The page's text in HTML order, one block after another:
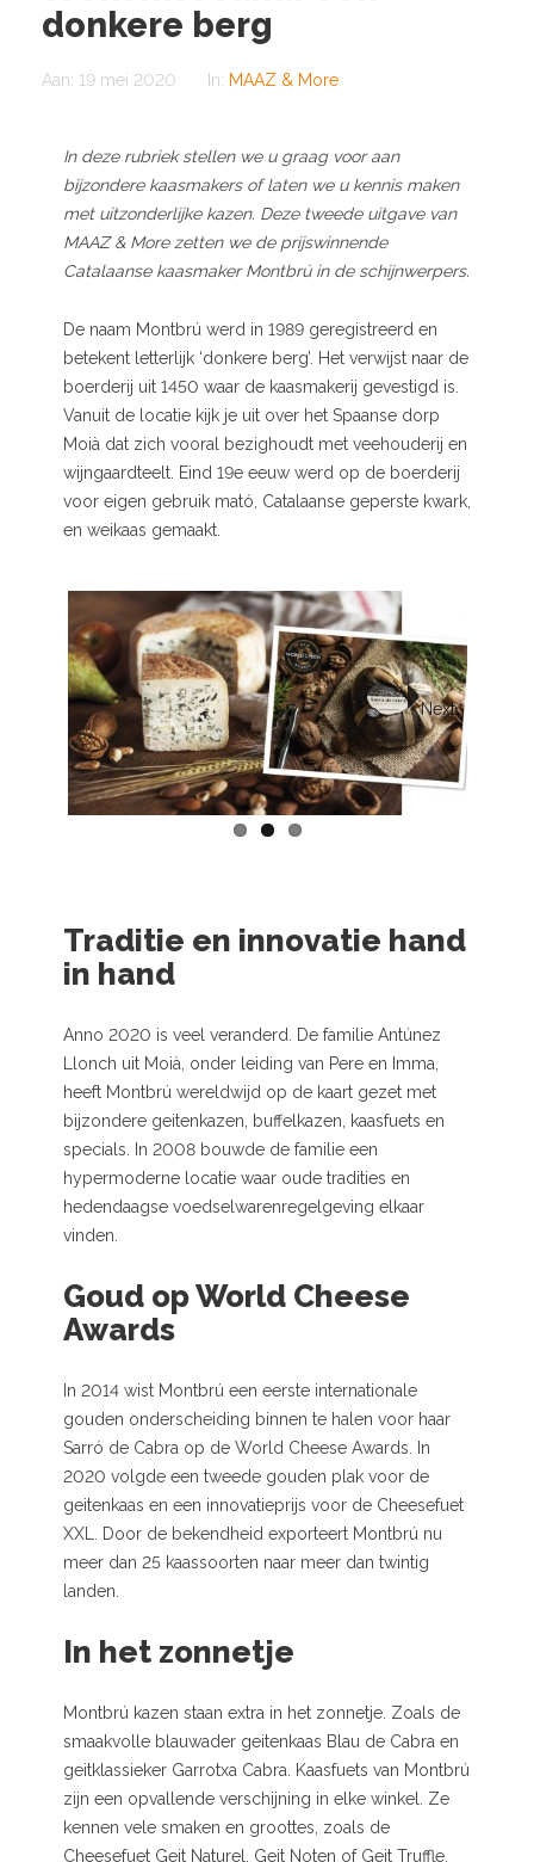
donkere berg
Aan: 19 mei 2020 In: MAAZ & More
In deze rubriek stellen we u graag voor aan
bijzondere kaasmakers of laten we u kennis maken
met uitzonderlijke kazen. Deze tweede uitgave van
MAAZ & More zetten we de prijswinnende
Catalaanse kaasmaker Montbrú in de schijnwerpers.
De naam Montbrú werd in 1989 geregistreerd en
betekent letterlijk ‘donkere berg’. Het verwijst naar de
boerderij uit 1450 waar de kaasmakerij gevestigd is.
Vanuit de locatie kijk je uit over het Spaanse dorp
Moià dat zich vooral bezighoudt met veehouderij en
wijngaardteelt. Eind 19e eeuw werd op de boerderij
voor eigen gebruik mató, Catalaanse geperste kwark,
en weikaas gemaakt.
Next
Traditie en innovatie hand
in hand
Anno 2020 is veel veranderd. De familie Antúnez
Llonch uit Moià, onder leiding van Pere en Imma,
heeft Montbrú wereldwijd op de kaart gezet met
bijzondere geitenkazen, buffelkazen, kaasfuets en
specials. In 2008 bouwde de familie een
hypermoderne locatie waar oude tradities en
hedendaagse voedselwarenregelgeving elkaar
vinden.
Goud op World Cheese
Awards
In 2014 wist Montbrú een eerste internationale
gouden onderscheiding binnen te halen voor haar
Sarró de Cabra op de World Cheese Awards. In
2020 volgde een tweede gouden plak voor de
geitenkaas en een innovatieprijs voor de Cheesefuet
XXL. Door de bekendheid exporteert Montbrú nu
meer dan 25 kaassoorten naar meer dan twintig
landen.
In het zonnetje
Montbrú kazen staan extra in het zonnetje. Zoals de
smaakvolle blauwader geitenkaas Blau de Cabra en
geitklassieker Garrotxa Cabra. Kaasfuets van Montbrú
zijn een opvallende verschijning in elke winkel. Ze
kennen vele smaken en groottes, zoals de
Cheesefuet Geit Naturel, Geit Noten of Geit Truffle.